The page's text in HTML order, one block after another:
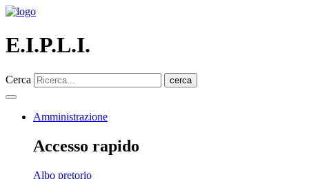
E.I.P.L.I.
Cerca cerca
Amministrazione
Accesso rapido
Albo pretorio